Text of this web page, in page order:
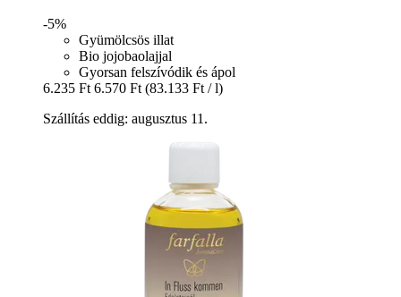
-5%
Gyümölcsös illat
Bio jojobaolajjal
Gyorsan felszívódik és ápol
6.235 Ft 6.570 Ft (83.133 Ft / l)
Szállítás eddig: augusztus 11.